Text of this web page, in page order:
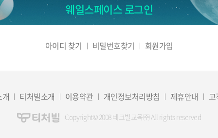
웨일스페이스 로그인
아이디 찾기 비밀번호찾기 회원가입
티처빌소개 이용약관 개인정보처리방침 제휴안내
Copyright© 2008 테크빌교육㈜ All rights reserved